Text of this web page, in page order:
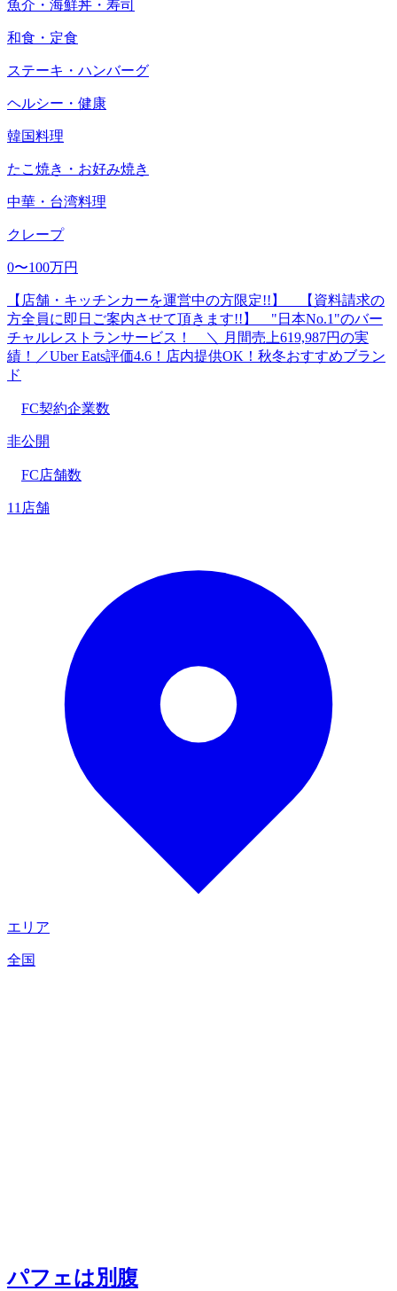
魚介・海鮮丼・寿司
和食・定食
ステーキ・ハンバーグ
ヘルシー・健康
韓国料理
たこ焼き・お好み焼き
中華・台湾料理
クレープ
0〜100万円
【店舗・キッチンカーを運営中の方限定!!】 【資料請求の
方全員に即日ご案内させて頂きます!!】 "日本No.1"のバー
チャルレストランサービス！ ＼ 月間売上619,987円の実
績！／Uber Eats評価4.6！店内提供OK！秋冬おすすめブラン
ド
FC契約企業数
非公開
FC店舗数
11店舗
エリア
全国
パフェは別腹